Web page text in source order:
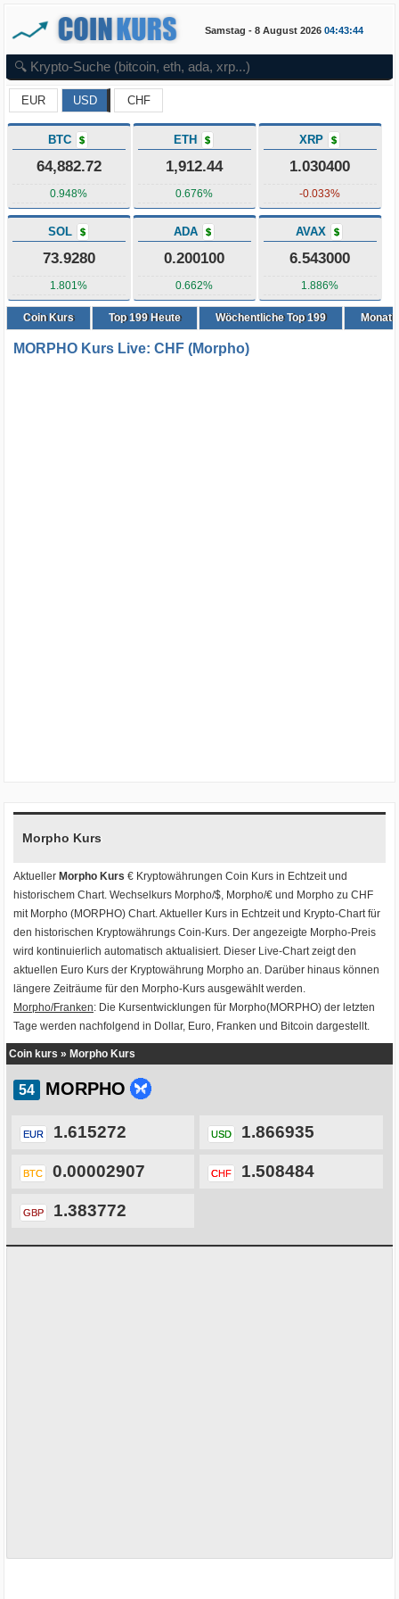
Samstag - 8 August 2026 04:43:44
EUR USD CHF
BTC $
64,882.72
0.948%
ETH $
1,912.44
0.676%
XRP $
1.030400
-0.033%
SOL $
73.9280
1.801%
ADA $
0.200100
0.662%
AVAX $
6.543000
1.886%
Coin Kurs Top199Heute Wöchentliche Top 199
MORPHO Kurs Live: CHF (Morpho)
Morpho Kurs
Aktueller Morpho Kurs € Kryptowährungen Coin Kurs in Echtzeit und
historischem Chart. Wechselkurs Morpho/$, Morpho/€ und Morpho zu CHF
mit Morpho (MORPHO) Chart. Aktueller Kurs in Echtzeit und Krypto-Chart für
den historischen Kryptowährungs Coin-Kurs. Der angezeigte Morpho-Preis
wird kontinuierlich automatisch aktualisiert. Dieser Live-Chart zeigt den
aktuellen Euro Kurs der Kryptowährung Morpho an. Darüber hinaus können
längere Zeiträume für den Morpho-Kurs ausgewählt werden.
Morpho/Franken: Die Kursentwicklungen für Morpho(MORPHO) der letzten
Tage werden nachfolgend in Dollar, Euro, Franken und Bitcoin dargestellt.
Coin kurs » Morpho Kurs
MORPHO
EUR 1.615272 USD 1.866935
BTC 0.00002907 CHF 1.508484
GBP 1.383772